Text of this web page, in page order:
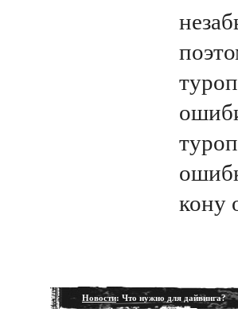
кону
Новости: Что нужно для дайвинга?